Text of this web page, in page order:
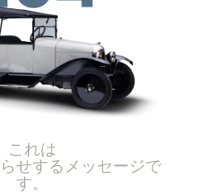
これは
せするメッセージで
す。